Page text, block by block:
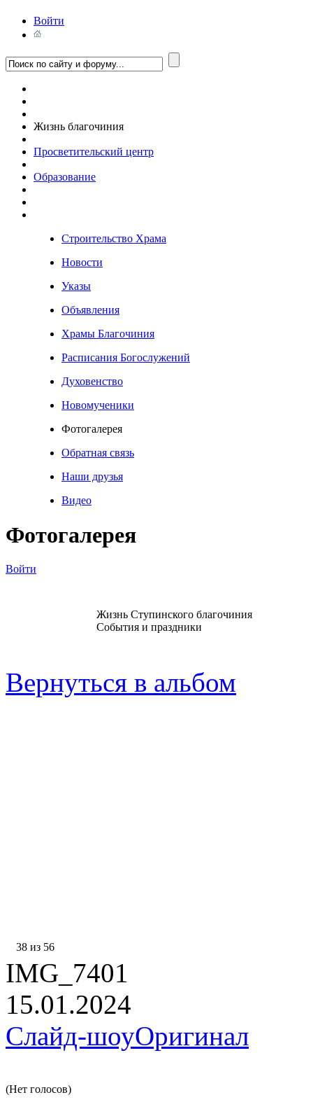
Войти
Жизнь благочиния
Просветительский центр
Образование
Строительство Храма
Новости
Указы
Объявления
Храмы Благочиния
Расписания Богослужений
Духовенство
Новомученики
Фотогалерея
Обратная связь
Наши друзья
Видео
Фотогалерея
Войти
Жизнь Ступинского благочиния
События и праздники
Вернуться в альбом
38 из 56
IMG_7401
15.01.2024
Слайд-шоуОригинал
(Нет голосов)